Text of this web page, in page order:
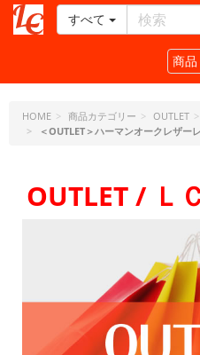
ー
ラ
フ
ッ
ト・
ー
すべて
商品
HOME 商品カテゴリー OUTLET
＜OUTLET＞ハーマンオークレザー
OUTLET / Ｌ